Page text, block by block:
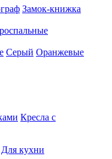
Замок-книжка
Серый Оранжевые
Кресла с
Для кухни